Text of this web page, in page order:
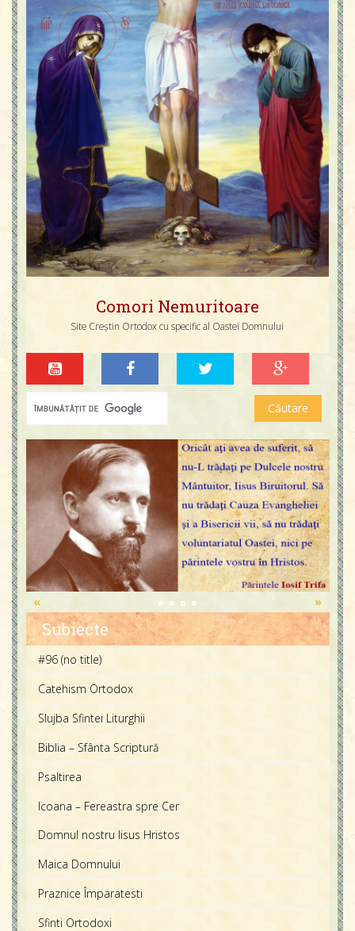
Comori Nemuritoare
Site Creștin Ortodox cu specific al Oastei Domnului
»
«
Subiecte
#96 (no title)
Catehism Ortodox
Slujba Sfintei Liturghii
Biblia – Sfânta Scriptură
Psaltirea
Icoana – Fereastra spre Cer
Domnul nostru Iisus Hristos
Maica Domnului
Praznice Împaratesti
Sfinti Ortodoxi